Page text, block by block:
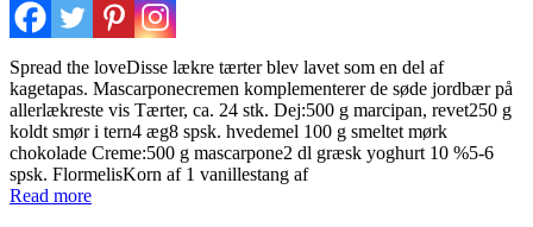
Spread the loveDisse lækre tærter blev lavet som en del af
kagetapas. Mascarponecremen komplementerer de søde jordbær på
allerlækreste vis Tærter, ca. 24 stk. Dej:500 g marcipan, revet250 g
koldt smør i tern4 æg8 spsk. hvedemel 100 g smeltet mørk
chokolade Creme:500 g mascarpone2 dl græsk yoghurt 10 %5-6
spsk. FlormelisKorn af 1 vanillestang af
Read more